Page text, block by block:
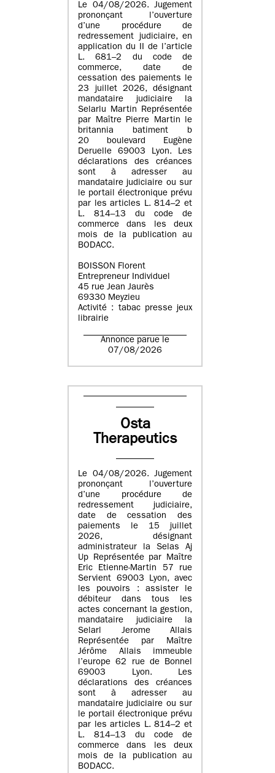
Le 04/08/2026. Jugement
prononçant l’ouverture
d’une procédure de
redressement judiciaire, en
application du II de l’article
L. 681–2 du code de
commerce, date de
cessation des paiements le
23 juillet 2026, désignant
mandataire judiciaire la
Selarlu Martin Représentée
par Maître Pierre Martin le
britannia batiment b
20 boulevard Eugène
Deruelle 69003 Lyon. Les
déclarations des créances
sont à adresser au
mandataire judiciaire ou sur
le portail électronique prévu
par les articles L. 814–2 et
L. 814–13 du code de
commerce dans les deux
mois de la publication au
BODACC.
BOISSON Florent
Entrepreneur Individuel
45 rue Jean Jaurès
69330 Meyzieu
Activité : tabac presse jeux
librairie
Annonce parue le
07/08/2026
Osta
Therapeutics
Le 04/08/2026. Jugement
prononçant l’ouverture
d’une procédure de
redressement judiciaire,
date de cessation des
paiements le 15 juillet
2026, désignant
administrateur la Selas Aj
Up Représentée par Maître
Eric Etienne-Martin 57 rue
Servient 69003 Lyon, avec
les pouvoirs : assister le
débiteur dans tous les
actes concernant la gestion,
mandataire judiciaire la
Selarl Jerome Allais
Représentée par Maître
Jérôme Allais immeuble
l’europe 62 rue de Bonnel
69003 Lyon. Les
déclarations des créances
sont à adresser au
mandataire judiciaire ou sur
le portail électronique prévu
par les articles L. 814–2 et
L. 814–13 du code de
commerce dans les deux
mois de la publication au
BODACC.